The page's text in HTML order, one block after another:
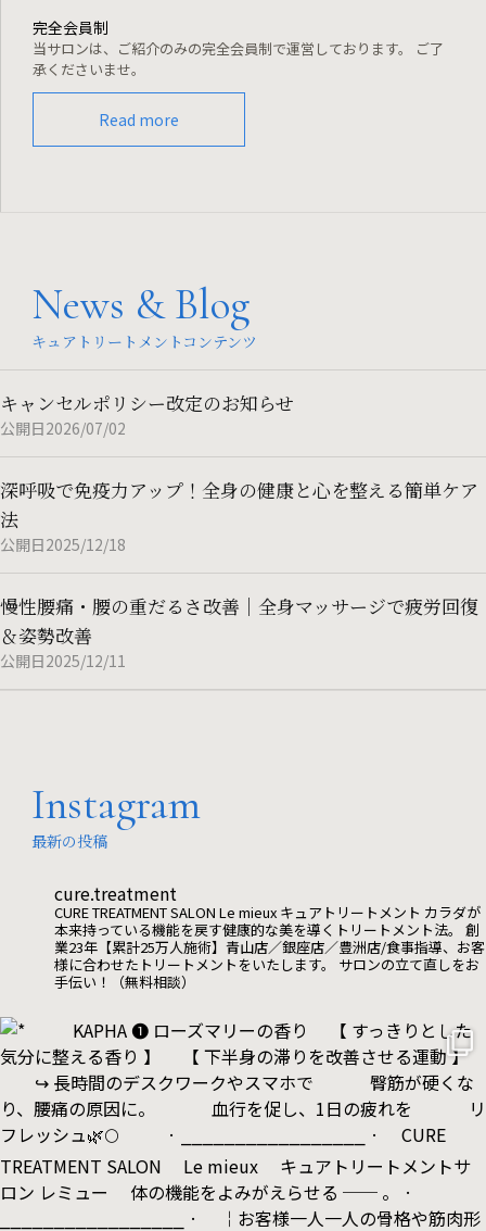
完全会員制
当サロンは、ご紹介のみの完全会員制で運営しております。
ご了
承くださいませ。
Read more
News & Blog
キュアトリートメントコンテンツ
キャンセルポリシー改定のお知らせ
公開日2026/07/02
深呼吸で免疫力アップ！全身の健康と心を整える簡単ケア
法
公開日2025/12/18
慢性腰痛・腰の重だるさ改善｜全身マッサージで疲労回復
＆姿勢改善
公開日2025/12/11
Instagram
最新の投稿
cure.treatment
CURE TREATMENT SALON Le mieux キュアトリートメント カラダが
本来持っている機能を戻す健康的な美を導くトリートメント法。
創
業23年【累計25万人施術】青山店／銀座店／豊洲店/食事指導、お客
様に合わせたトリートメントをいたします。
サロンの立て直しをお
手伝い！（無料相談）